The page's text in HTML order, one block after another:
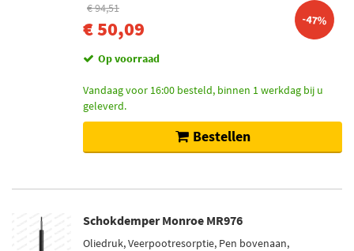
€ 94,51
€ 50,09 -47%
Op voorraad
Vandaag voor 16:00 besteld, binnen 1 werkdag bij u
geleverd.
Bestellen
Schokdemper Monroe MR976
Oliedruk, Veerpootresorptie, Pen bovenaan,